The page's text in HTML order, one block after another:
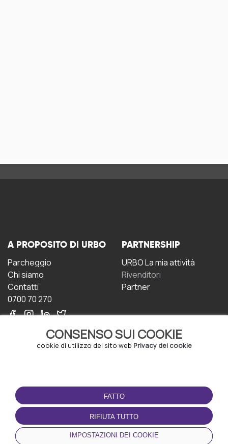
CONSENSO SUI COOKIE
cookie di utilizzo del sito web Privacy dei cookie
FATTO
RIFIUTA TUTTO
IMPOSTAZIONI DEI COOKIE
A PROPOSITO DI URBO
Parcheggio
Chi siamo
Contatti
0700 70 270
PARTNERSHIP
URBO La mia attività
Rivenditori
Partner
CONDIZIONI D'USO
Termini e Condizioni
Politica sulla riservatezza
Gestione dei Cookie
SCARICA L'APP